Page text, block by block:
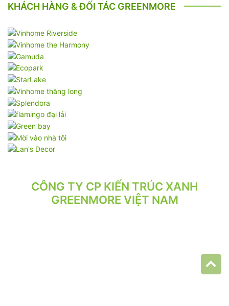
KHÁCH HÀNG & ĐỐI TÁC GREENMORE
CÔNG TY CP KIẾN TRÚC XANH
GREENMORE VIỆT NAM